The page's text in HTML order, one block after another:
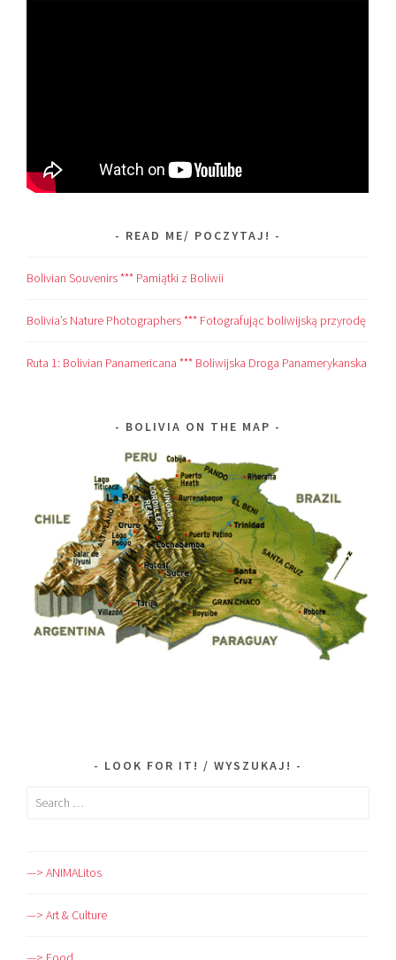
READ ME/ POCZYTAJ!
Bolivian Souvenirs *** Pamiątki z Boliwii
Bolivia’s Nature Photographers *** Fotografując boliwijską przyrodę
Ruta 1: Bolivian Panamericana *** Boliwijska Droga Panamerykanska
BOLIVIA ON THE MAP
LOOK FOR IT! / WYSZUKAJ!
Search
—> ANIMALitos
—> Art & Culture